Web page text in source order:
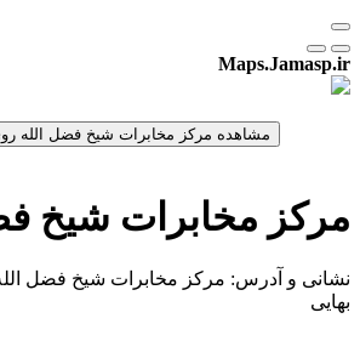
Maps.Jamasp.ir
مرکز مخابرات شیخ
نشانی و آدرس: مرکز مخابرات شیخ فضل
بهایی